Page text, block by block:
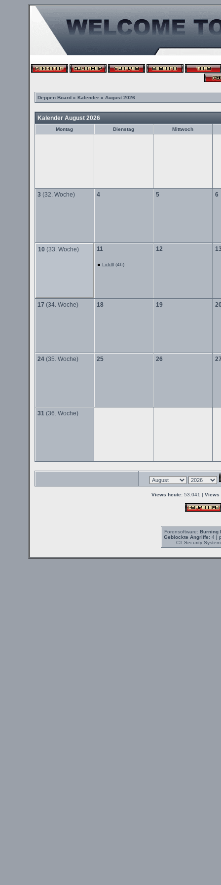
Deppen Board» Kalender» August 2026
Kalender August 2026
Montag Dienstag Mittwoch
3 (32. Woche) 4 5 6
10 (33. Woche) 11
Liddll(46)
12
17 (34. Woche) 18 19
24(35. Woche) 25 26
31(36. Woche)
Views heute: 53.041 | Views
Forensoftware: Burning
Geblockte Angriffe:4 |
CT Security